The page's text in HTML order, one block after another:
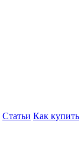
Статьи Как купить